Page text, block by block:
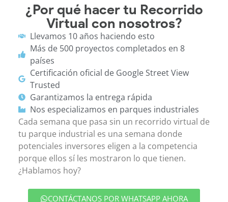
¿Por qué hacer tu Recorrido
Virtual con nosotros?
Llevamos 10 años haciendo esto
Más de 500 proyectos completados en 8
países
Certificación oficial de Google Street View
Trusted
Garantizamos la entrega rápida
Nos especializamos en parques industriales
Cada semana que pasa sin un recorrido virtual de
tu parque industrial es una semana donde
potenciales inversores eligen a la competencia
porque ellos sí les mostraron lo que tienen.
¿Hablamos hoy?
CONTÁCTANOS POR WHATSAPP AHORA